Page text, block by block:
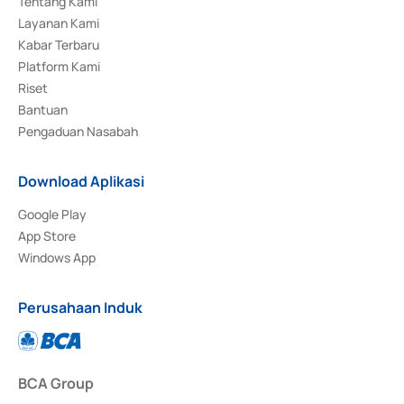
Layanan Kami
Kabar Terbaru
Platform Kami
Riset
Bantuan
Pengaduan Nasabah
Download Aplikasi
Google Play
App Store
Windows App
Perusahaan Induk
BCA Group